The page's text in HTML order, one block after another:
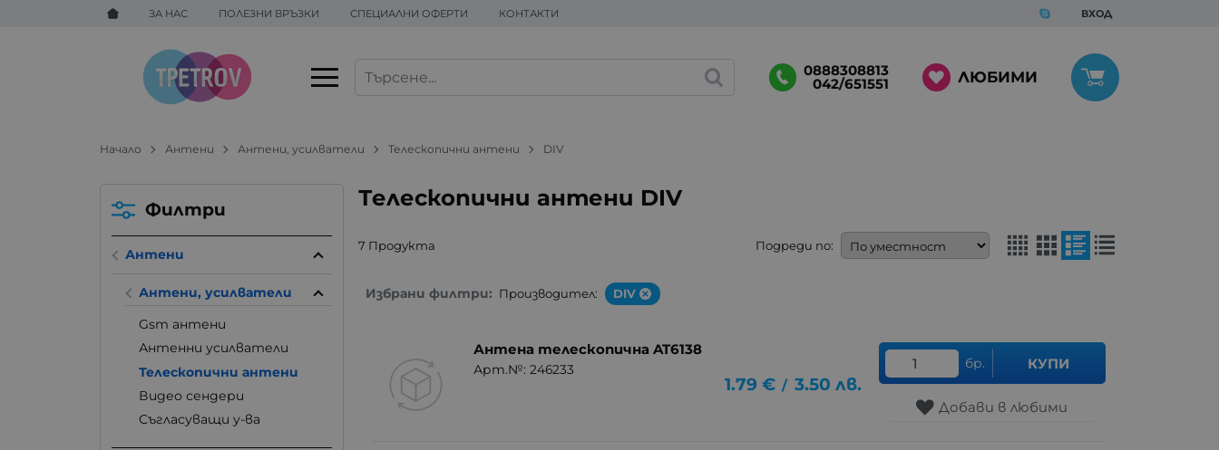
ЗА НАС ПОЛЕЗНИ ВРЪЗКИ СПЕЦИАЛНИ ОФЕРТИ КОНТАКТИ ВХОД
0888308813
042/651551 ЛЮБИМИ
Начало Антени Антени, усилватели Телескопични антени DIV
Телескопични антени DIV
7 Продукта Подреди по:
Избрани филтри: Производител: DIV
Антена телескопична AT6138
Арт.№: 246233
1.79 € / 3.50 лв.
бр. КУПИ
Добави в любими
Филтри
Антени
Антени, усилватели
Gsm антени
Антенни усилватели
Телескопични антени
Видео сендери
Съгласуващи у-ва